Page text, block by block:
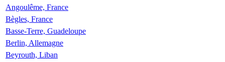
Angoulême, France
Bègles, France
Basse-Terre, Guadeloupe
Berlin, Allemagne
Beyrouth, Liban